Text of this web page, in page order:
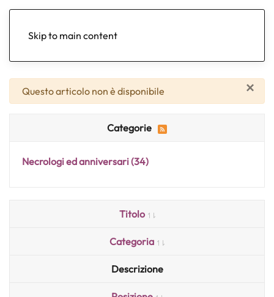
Skip to main content
×
Attenzione
Questo articolo non è disponibile
Categorie
Necrologi ed anniversari(34)
Titolo
Categoria
Descrizione